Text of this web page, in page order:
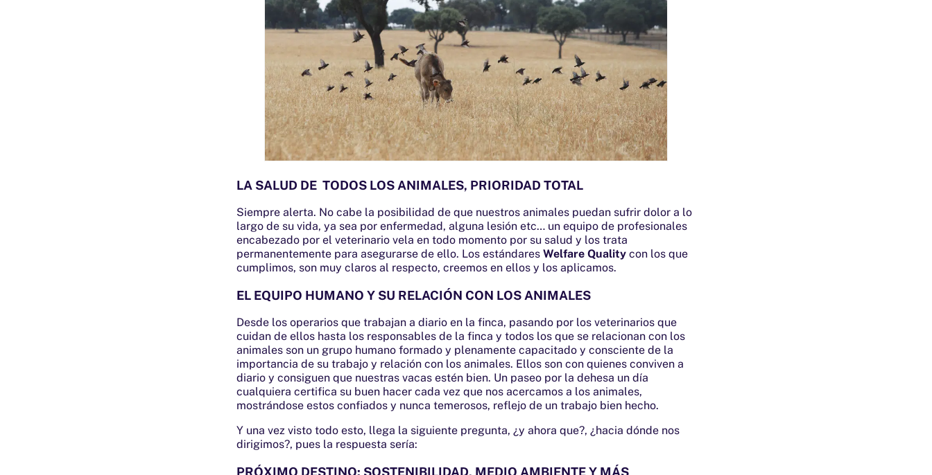
LA SALUD DE TODOS LOS ANIMALES, PRIORIDAD TOTAL
Siempre alerta. No cabe la posibilidad de que nuestros animales puedan sufrir dolor a lo
largo de su vida, ya sea por enfermedad, alguna lesión etc… un equipo de profesionales
encabezado por el veterinario vela en todo momento por su salud y los trata
permanentemente para asegurarse de ello. Los estándares Welfare Quality con los que
cumplimos, son muy claros al respecto, creemos en ellos y los aplicamos.
EL EQUIPO HUMANO Y SU RELACIÓN CON LOS ANIMALES
Desde los operarios que trabajan a diario en la finca, pasando por los veterinarios que
cuidan de ellos hasta los responsables de la finca y todos los que se relacionan con los
animales son un grupo humano formado y plenamente capacitado y consciente de la
importancia de su trabajo y relación con los animales. Ellos son con quienes conviven a
diario y consiguen que nuestras vacas estén bien. Un paseo por la dehesa un día
cualquiera certifica su buen hacer cada vez que nos acercamos a los animales,
mostrándose estos confiados y nunca temerosos, reflejo de un trabajo bien hecho.
Y una vez visto todo esto, llega la siguiente pregunta, ¿y ahora que?, ¿hacia dónde nos
dirigimos?, pues la respuesta sería: